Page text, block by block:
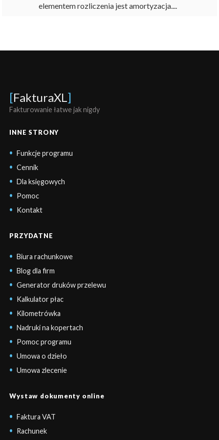
elementem rozliczenia jest amortyzacja....
[FakturaXL]
Fakturowanie łatwe jak nigdy
INNE STRONY
Funkcje programu
Cennik
Dla księgowych
Pomoc
Kontakt
PRZYDATNE
Biura rachunkowe
Blog dla firm
Generator druków przelewu
Kalkulator płac
Kilometrówka
Nadruki na kopertach
Pomoc programu
Umowa o dzieło
Umowa zlecenie
Wystaw dokumenty online
Faktura VAT
Rachunek